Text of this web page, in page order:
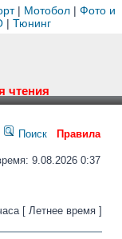
| Мотобол | Фото и
| Тюнинг
чтения
Поиск Правила
9.08.2026 0:37
[ Летнее время ]